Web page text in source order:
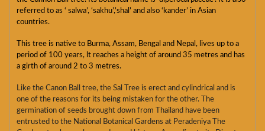
referred to as ‘ salwa’, ‘sakhu’,’shal’ and also ‘kander’ in Asian
countries.
This tree is native to Burma, Assam, Bengal and Nepal, lives up to a
period of 100 years, lt reaches a height of around 35 metres and has
a girth of around 2 to 3 metres.
Like the Canon Ball tree, the Sal Tree is erect and cylindrical and is
one of the reasons for its being mistaken for the other. The
germination of seeds brought down from Thailand have been
entrusted to the National Botanical Gardens at Peradeniya The